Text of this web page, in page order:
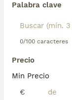
Palabra clave
0/100 caracteres
Precio
Min Precio
€